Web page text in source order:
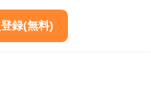
録(無料)